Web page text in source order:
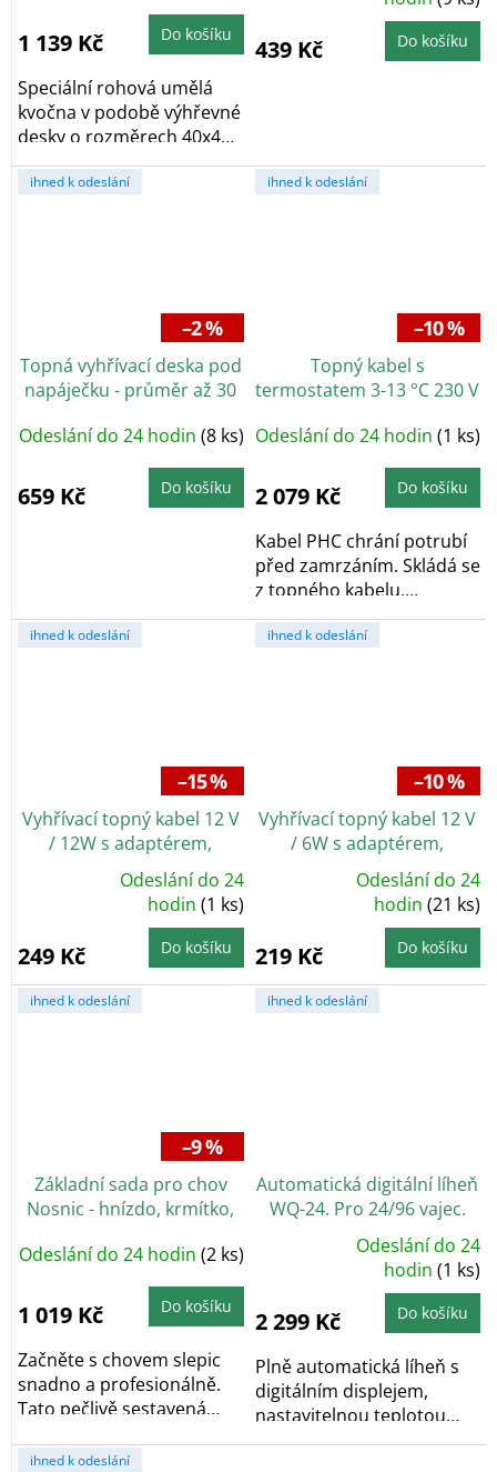
1 139 Kč Do košíku
Speciální rohová umělá
kvočna v podobě výhřevné
desky o rozměrech 40x40
cm je ideálním...
5,0
z
5
439 Kč Do košíku
ihned k odeslání
–2 %
Topná vyhřívací deska pod
napáječku - průměr až 30
Odeslání do 24 hodin (8 ks)
659 Kč Do košíku
ihned k odeslání
–10 %
Topný kabel s
termostatem 3-13 °C 230 V
Odeslání do 24 hodin (1 ks)
2 079 Kč Do košíku
Kabel PHC chrání potrubí
před zamrzáním. Skládá se
z topného kabelu,
bimetalového...
ihned k odeslání
–15 %
Vyhřívací topný kabel 12 V
/ 12W s adaptérem,
nerezové opletení
5,0
z
5
hvězdiček.
Odeslání do 24
hodin (1 ks)
249 Kč Do košíku
ihned k odeslání
–10 %
Vyhřívací topný kabel 12 V
/ 6W s adaptérem,
nerezové opletení
5,0
z
5
hvězdiček.
Odeslání do 24
hodin(21 ks)
219 Kč Do košíku
ihned k odeslání
–9 %
Základní sada pro chov
Nosnic - hnízdo, krmítko,
Odeslání do 24 hodin (2 ks)
1 019 Kč Do košíku
Začněte s chovem slepic
snadno a profesionálně.
Tato pečlivě sestavená
ihned k odeslání
Automatická digitální líheň
WQ-24. Pro 24/96 vajec.
5,0
z
5
Odeslání do 24
hodin(1 ks)
2 299 Kč Do košíku
Plně automatická líheň s
digitálním displejem,
nastavitelnou teplotou
(20-40 °C) a...
ihned k odeslání